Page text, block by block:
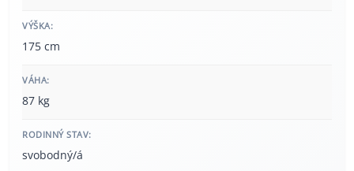
VÝŠKA:
175 cm
VÁHA:
87 kg
RODINNÝ STAV:
svobodný/á